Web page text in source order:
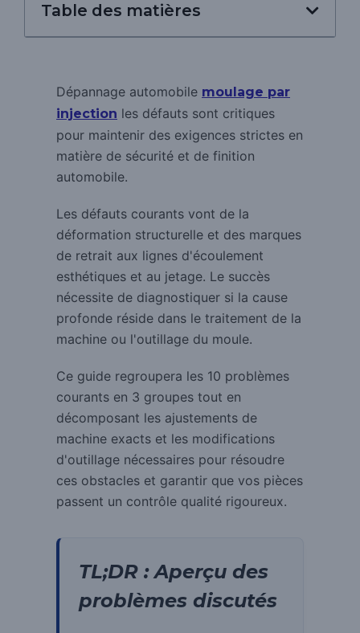
Table des matières
Dépannage automobile moulage par
injection les défauts sont critiques
pour maintenir des exigences strictes en
matière de sécurité et de finition
automobile.
Les défauts courants vont de la
déformation structurelle et des marques
de retrait aux lignes d'écoulement
esthétiques et au jetage. Le succès
nécessite de diagnostiquer si la cause
profonde réside dans le traitement de la
machine ou l'outillage du moule.
Ce guide regroupera les 10 problèmes
courants en 3 groupes tout en
décomposant les ajustements de
machine exacts et les modifications
d'outillage nécessaires pour résoudre
ces obstacles et garantir que vos pièces
passent un contrôle qualité rigoureux.
TL;DR : Aperçu des
problèmes discutés